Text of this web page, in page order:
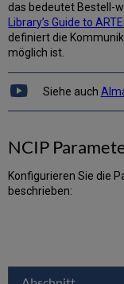
das bedeutet Bestell-
Library’s Guide to
definiert die
möglich ist.
Siehe auch
NCIP
Konfigurieren Sie die
beschrieben: